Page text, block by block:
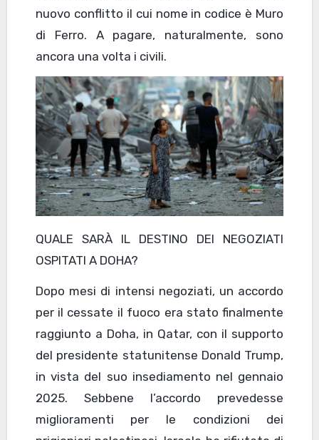
nuovo conflitto il cui nome in codice è Muro
di Ferro. A pagare, naturalmente, sono
ancora una volta i civili.
QUALE SARÀ IL DESTINO DEI NEGOZIATI
OSPITATI A DOHA?
Dopo mesi di intensi negoziati, un accordo
per il cessate il fuoco era stato finalmente
raggiunto a Doha, in Qatar, con il supporto
del presidente statunitense Donald Trump,
in vista del suo insediamento nel gennaio
2025. Sebbene l’accordo prevedesse
miglioramenti per le condizioni dei